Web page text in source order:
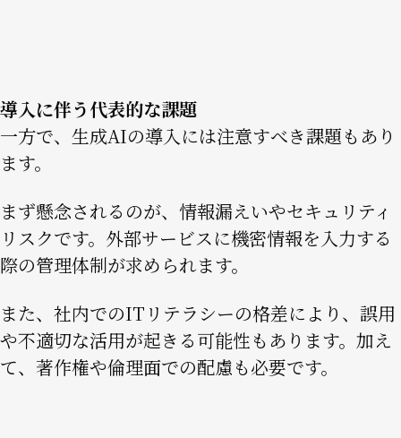
導入に伴う代表的な課題
一方で、生成AIの導入には注意すべき課題もあり
ます。
まず懸念されるのが、情報漏えいやセキュリティ
リスクです。外部サービスに機密情報を入力する
際の管理体制が求められます。
また、社内でのITリテラシーの格差により、誤用
や不適切な活用が起きる可能性もあります。加え
て、著作権や倫理面での配慮も必要です。